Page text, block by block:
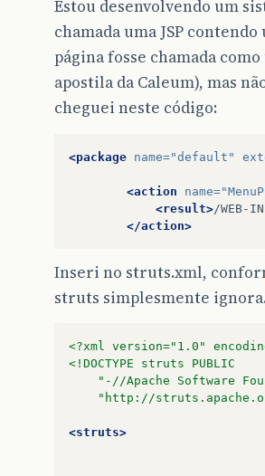
Estou desenvolvendo um
chamada uma JSP
página fosse chamada
apostila da Caleum), mas
cheguei neste código:
<package name="default"
<action name=
<result>/
</action>
Inseri no struts.xml,
struts simplesmente ignora.
<?xml version="1.0"
<!DOCTYPE struts PUBLIC
"-//Apache Software
"http://
<struts>